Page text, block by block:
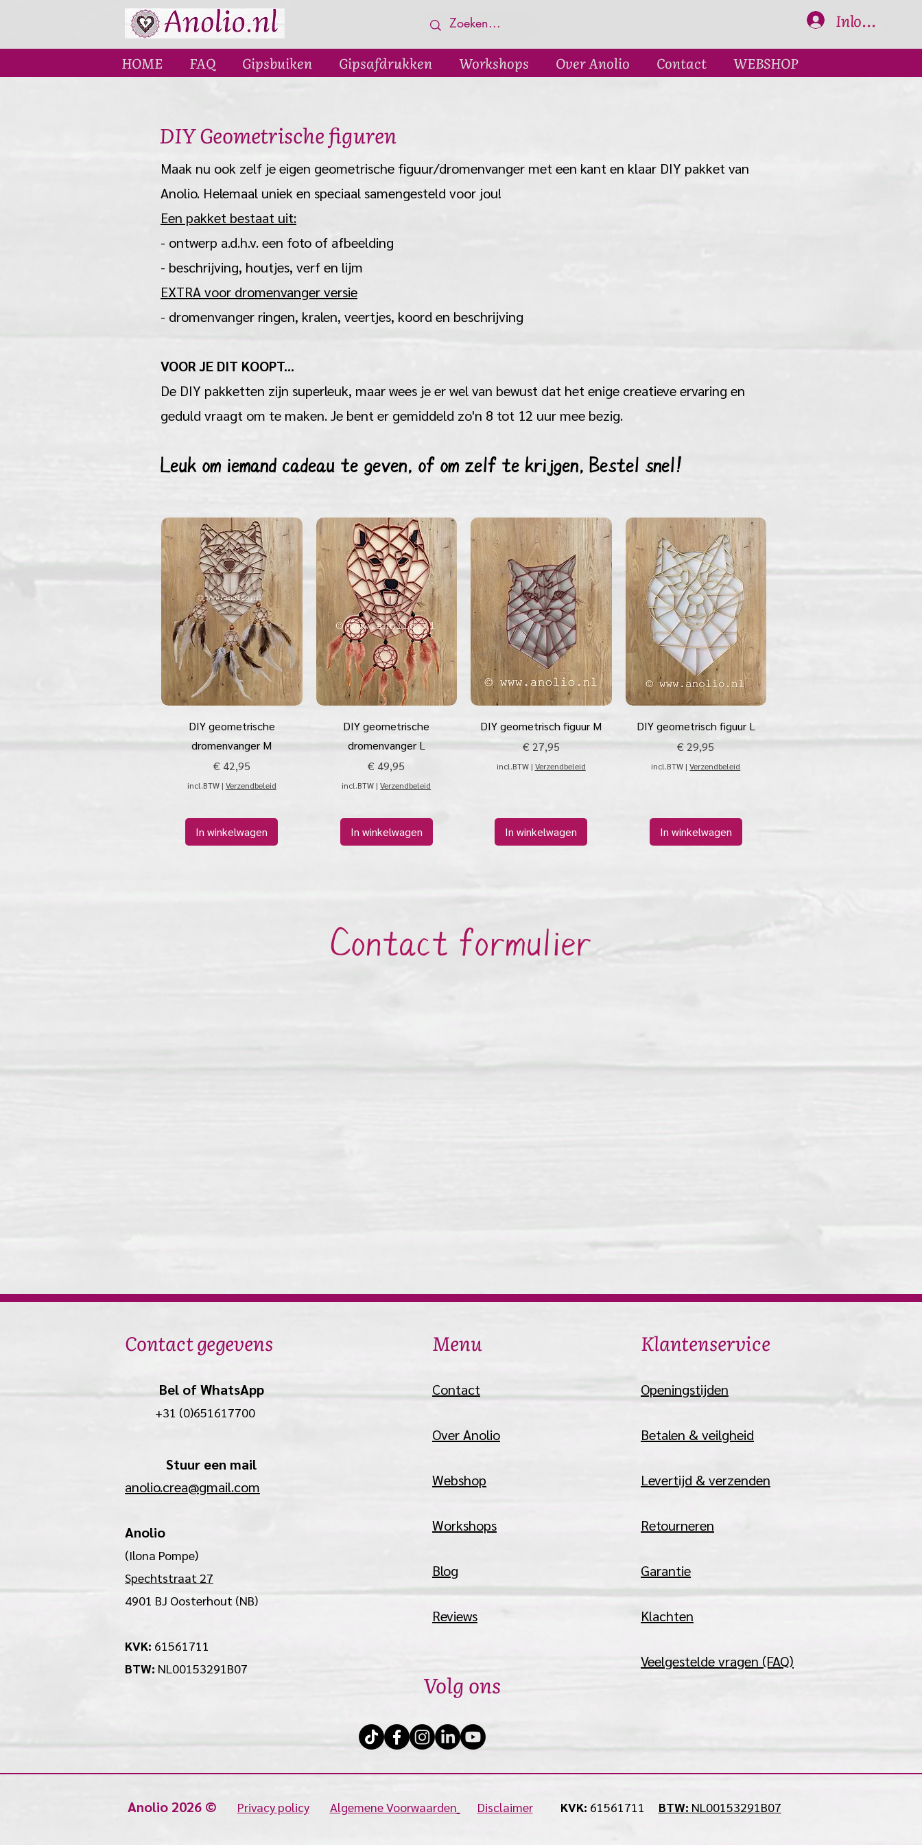
Inloggen
HOME FAQ Gipsbuiken Gipsafdrukken Workshops Over Anolio Contact WEBSHOP
DIY Geometrische figuren
Maak nu ook zelf je eigen geometrische figuur/dromenvanger met een kant en klaar DIY pakket van
Anolio. Helemaal uniek en speciaal samengesteld voor jou!
Een pakket bestaat uit:
- ontwerp a.d.h.v. een foto of afbeelding
- beschrijving, houtjes, verf en lijm
EXTRA voor dromenvanger versie
- dromenvanger ringen, kralen, veertjes, koord en beschrijving
VOOR JE DIT KOOPT...
De DIY pakketten zijn superleuk, maar wees je er wel van bewust dat het enige creatieve ervaring en
geduld vraagt om te maken. Je bent er gemiddeld zo'n 8 tot 12 uur mee bezig.
Leuk om iemand cadeau te geven, of om zelf te krijgen, Bestel snel!
Snel overzicht
DIY geometrische
dromenvanger M
Prijs
€ 42,95
incl.BTW | Verzendbeleid
In winkelwagen
Snel overzicht
DIY geometrische
dromenvanger L
Prijs
€ 49,95
incl.BTW |Verzendbeleid
In winkelwagen
Snel overzicht
DIY geometrisch figuur M
Prijs
€ 27,95
incl.BTW | Verzendbeleid
In winkelwagen
Snel overzicht
DIY geometrisch figuur L
Prijs
€ 29,95
incl.BTW |Verzendbeleid
In winkelwagen
Contact formulier
Contact gegevens
Bel of WhatsApp
+31 (0)651617700
Stuur een mail
anolio.crea@gmail.com
Anolio
(Ilona Pompe)
Spechtstraat 27
4901 BJ Oosterhout (NB)
KVK: 61561711
BTW: NL00153291B07
Menu
Contact
Over Anolio
Webshop
Workshops
Blog
Reviews
Volg ons
​Klantenservice
​Openingstijden
Betalen & veilgheid
Levertijd & verzenden
Retourneren
Garantie
Klachten
Veelgestelde vragen (FAQ)
Anolio 2026 © Privacy policy Algemene Voorwaarden Disclaimer KVK: 61561711 BTW: NL00153291B07